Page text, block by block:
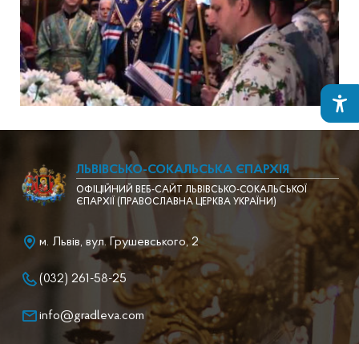
ЛЬВІВСЬКО-СОКАЛЬСЬКА ЄПАРХІЯ
ОФІЦІЙНИЙ ВЕБ-САЙТ ЛЬВІВСЬКО-СОКАЛЬСЬКОЇ
ЄПАРХІЇ (ПРАВОСЛАВНА ЦЕРКВА УКРАЇНИ)
м. Львів, вул. Грушевського, 2
(032) 261-58-25
info@gradleva.com